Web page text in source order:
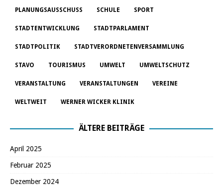
PLANUNGSAUSSCHUSS SCHULE SPORT
STADTENTWICKLUNG STADTPARLAMENT
STADTPOLITIK STADTVERORDNETENVERSAMMLUNG
STAVO TOURISMUS UMWELT UMWELTSCHUTZ
VERANSTALTUNG VERANSTALTUNGEN VEREINE
WELTWEIT WERNER WICKER KLINIK
ÄLTERE BEITRÄGE
April 2025
Februar 2025
Dezember 2024